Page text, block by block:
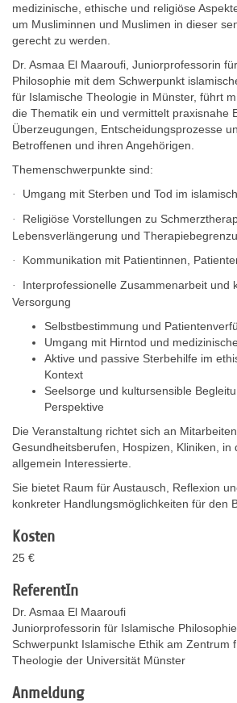
medizinische, ethische und religiöse
um Musliminnen und Muslimen in dieser
gerecht zu werden.
Dr. Asmaa El Maaroufi, Juniorprofessorin
Philosophie mit dem Schwerpunkt
für Islamische Theologie in Münster, führt
die Thematik ein und vermittelt praxisnahe
Überzeugungen, Entscheidungsprozesse
Betroffenen und ihren Angehörigen.
Themenschwerpunkte sind:
· Umgang mit Sterben und Tod im
·
Religiöse Vorstellungen zu
Lebensverlängerung und
· Kommunikation mit Patientinnen,
·
Interprofessionelle Zusammenarbeit und
Versorgung
Selbstbestimmung und
Umgang mit Hirntod und
Aktive und passive Sterbehilfe im
Kontext
Seelsorge und kultursensible
Perspektive
Die Veranstaltung richtet sich an
Gesundheitsberufen, Hospizen, Kliniken, in
allgemein Interessierte.
Sie bietet Raum für Austausch, Reflexion
konkreter Handlungsmöglichkeiten für den
Kosten
25 €
ReferentIn
Dr. Asmaa El Maaroufi
Juniorprofessorin für Islamische
Schwerpunkt Islamische Ethik am Zentrum
Theologie der Universität Münster
Anmeldung